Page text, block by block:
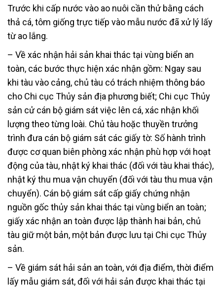
Trước khi cấp nước vào ao nuôi cần thử bằng cách
thả cá, tôm giống trực tiếp vào mẫu nước đã xử lý lấy
từ ao lắng.
– Về xác nhận hải sản khai thác tại vùng biển an
toàn, các bước thực hiện xác nhận gồm: Ngay sau
khi tàu vào cảng, chủ tàu có trách nhiệm thông báo
cho Chi cục Thủy sản địa phương biết; Chi cục Thủy
sản cử cán bộ giám sát việc lên cá, xác nhận khối
lượng theo từng loài. Chủ tàu hoặc thuyền trưởng
trình đưa cán bộ giám sát các giấy tờ: Số hành trình
được cơ quan biên phòng xác nhận phù hợp với hoạt
động của tàu, nhật ký khai thác (đối với tàu khai thác),
nhật ký thu mua vận chuyển (đối với tàu thu mua vận
chuyển). Cán bộ giám sát cấp giấy chứng nhận
nguồn gốc thủy sản khai thác tại vùng biển an toàn;
giấy xác nhận an toàn được lập thành hai bản, chủ
tàu giữ một bản, một bản được lưu tại Chi cục Thủy
sản.
– Về giám sát hải sản an toàn, với địa điểm, thời điểm
lấy mẫu giám sát, đối với hải sản được khai thác tại